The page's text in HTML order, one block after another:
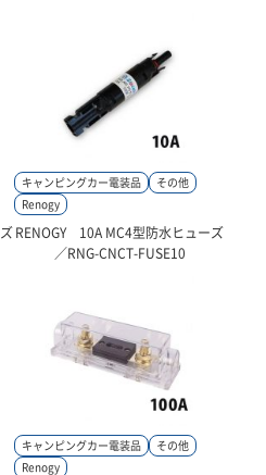
キャンピングカー電装品
その他
Renogy
RENOGY 10A MC4型防水ヒューズ
／RNG-CNCT-FUSE10
キャンピングカー電装品
その他
Renogy